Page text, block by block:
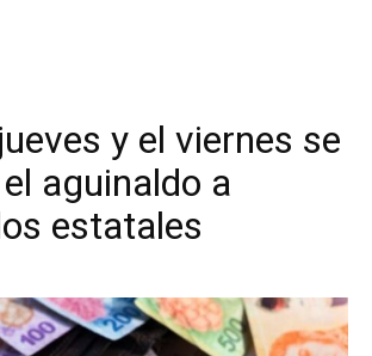
y el viernes se
aguinaldo a
estatales